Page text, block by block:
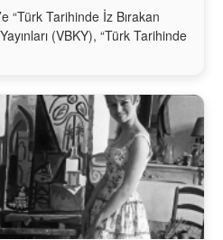
“Türk Tarihinde İz Bırakan
(VBKY), “Türk Tarihinde